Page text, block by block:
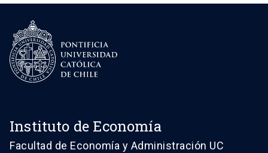
Instituto de Economía
Facultad de Economía y Administración UC